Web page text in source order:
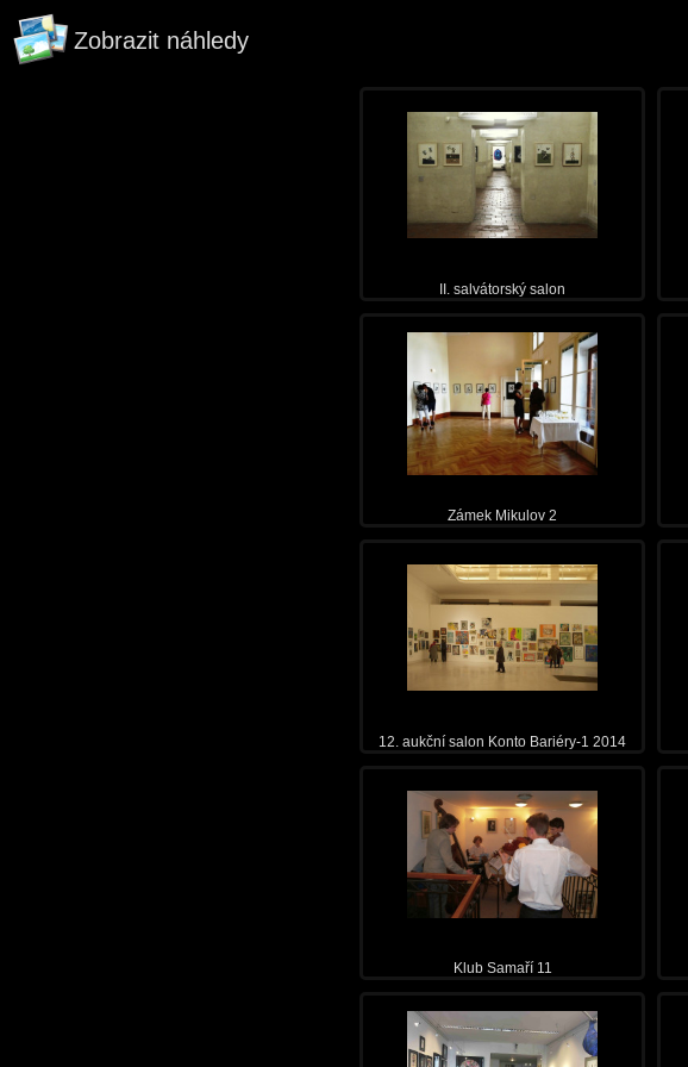
Zobrazit náhledy
II. salvátorský salon
Zámek Mikulov 2
12. aukční salon Konto Bariéry-1 2014
Klub Samaří 11